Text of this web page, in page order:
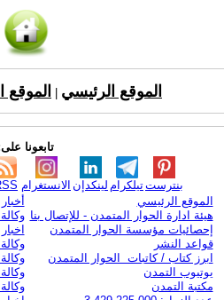
الموقع الرئيسي
تابعونا
الانستغرام لينكدإن تيلكرامبنترست
الموقع الرئيسي
هيئة ادارة الحوار المتمدن - للإتصال بنا
إحصائيات مؤسسة الحوار المتمدن
قواعد النشر
ابرز كتاب / كاتبات الحوار المتمدن
يوتيوب التمدن
مكتبة التمدن